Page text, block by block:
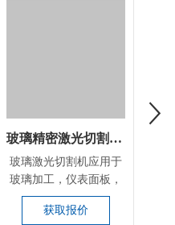
玻璃精密激光切割打孔设备
玻璃激光切割机应用于
玻璃加工，仪表面板，
液晶显示屏显示面
板，...
获取报价